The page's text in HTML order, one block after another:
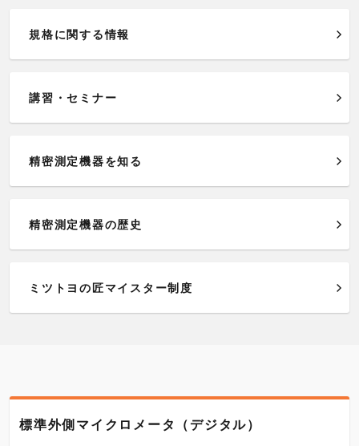
規格に関する情報
講習・セミナー
精密測定機器を知る
精密測定機器の歴史
ミツトヨの匠マイスター制度
標準外側マイクロメータ（デジタル）